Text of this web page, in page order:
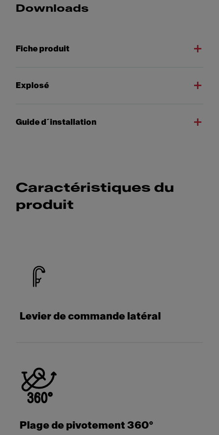
Downloads
Fiche produit
Explosé
Guide d´installation
Caractéristiques du
produit
Levier de commande latéral
Plage de pivotement 360°